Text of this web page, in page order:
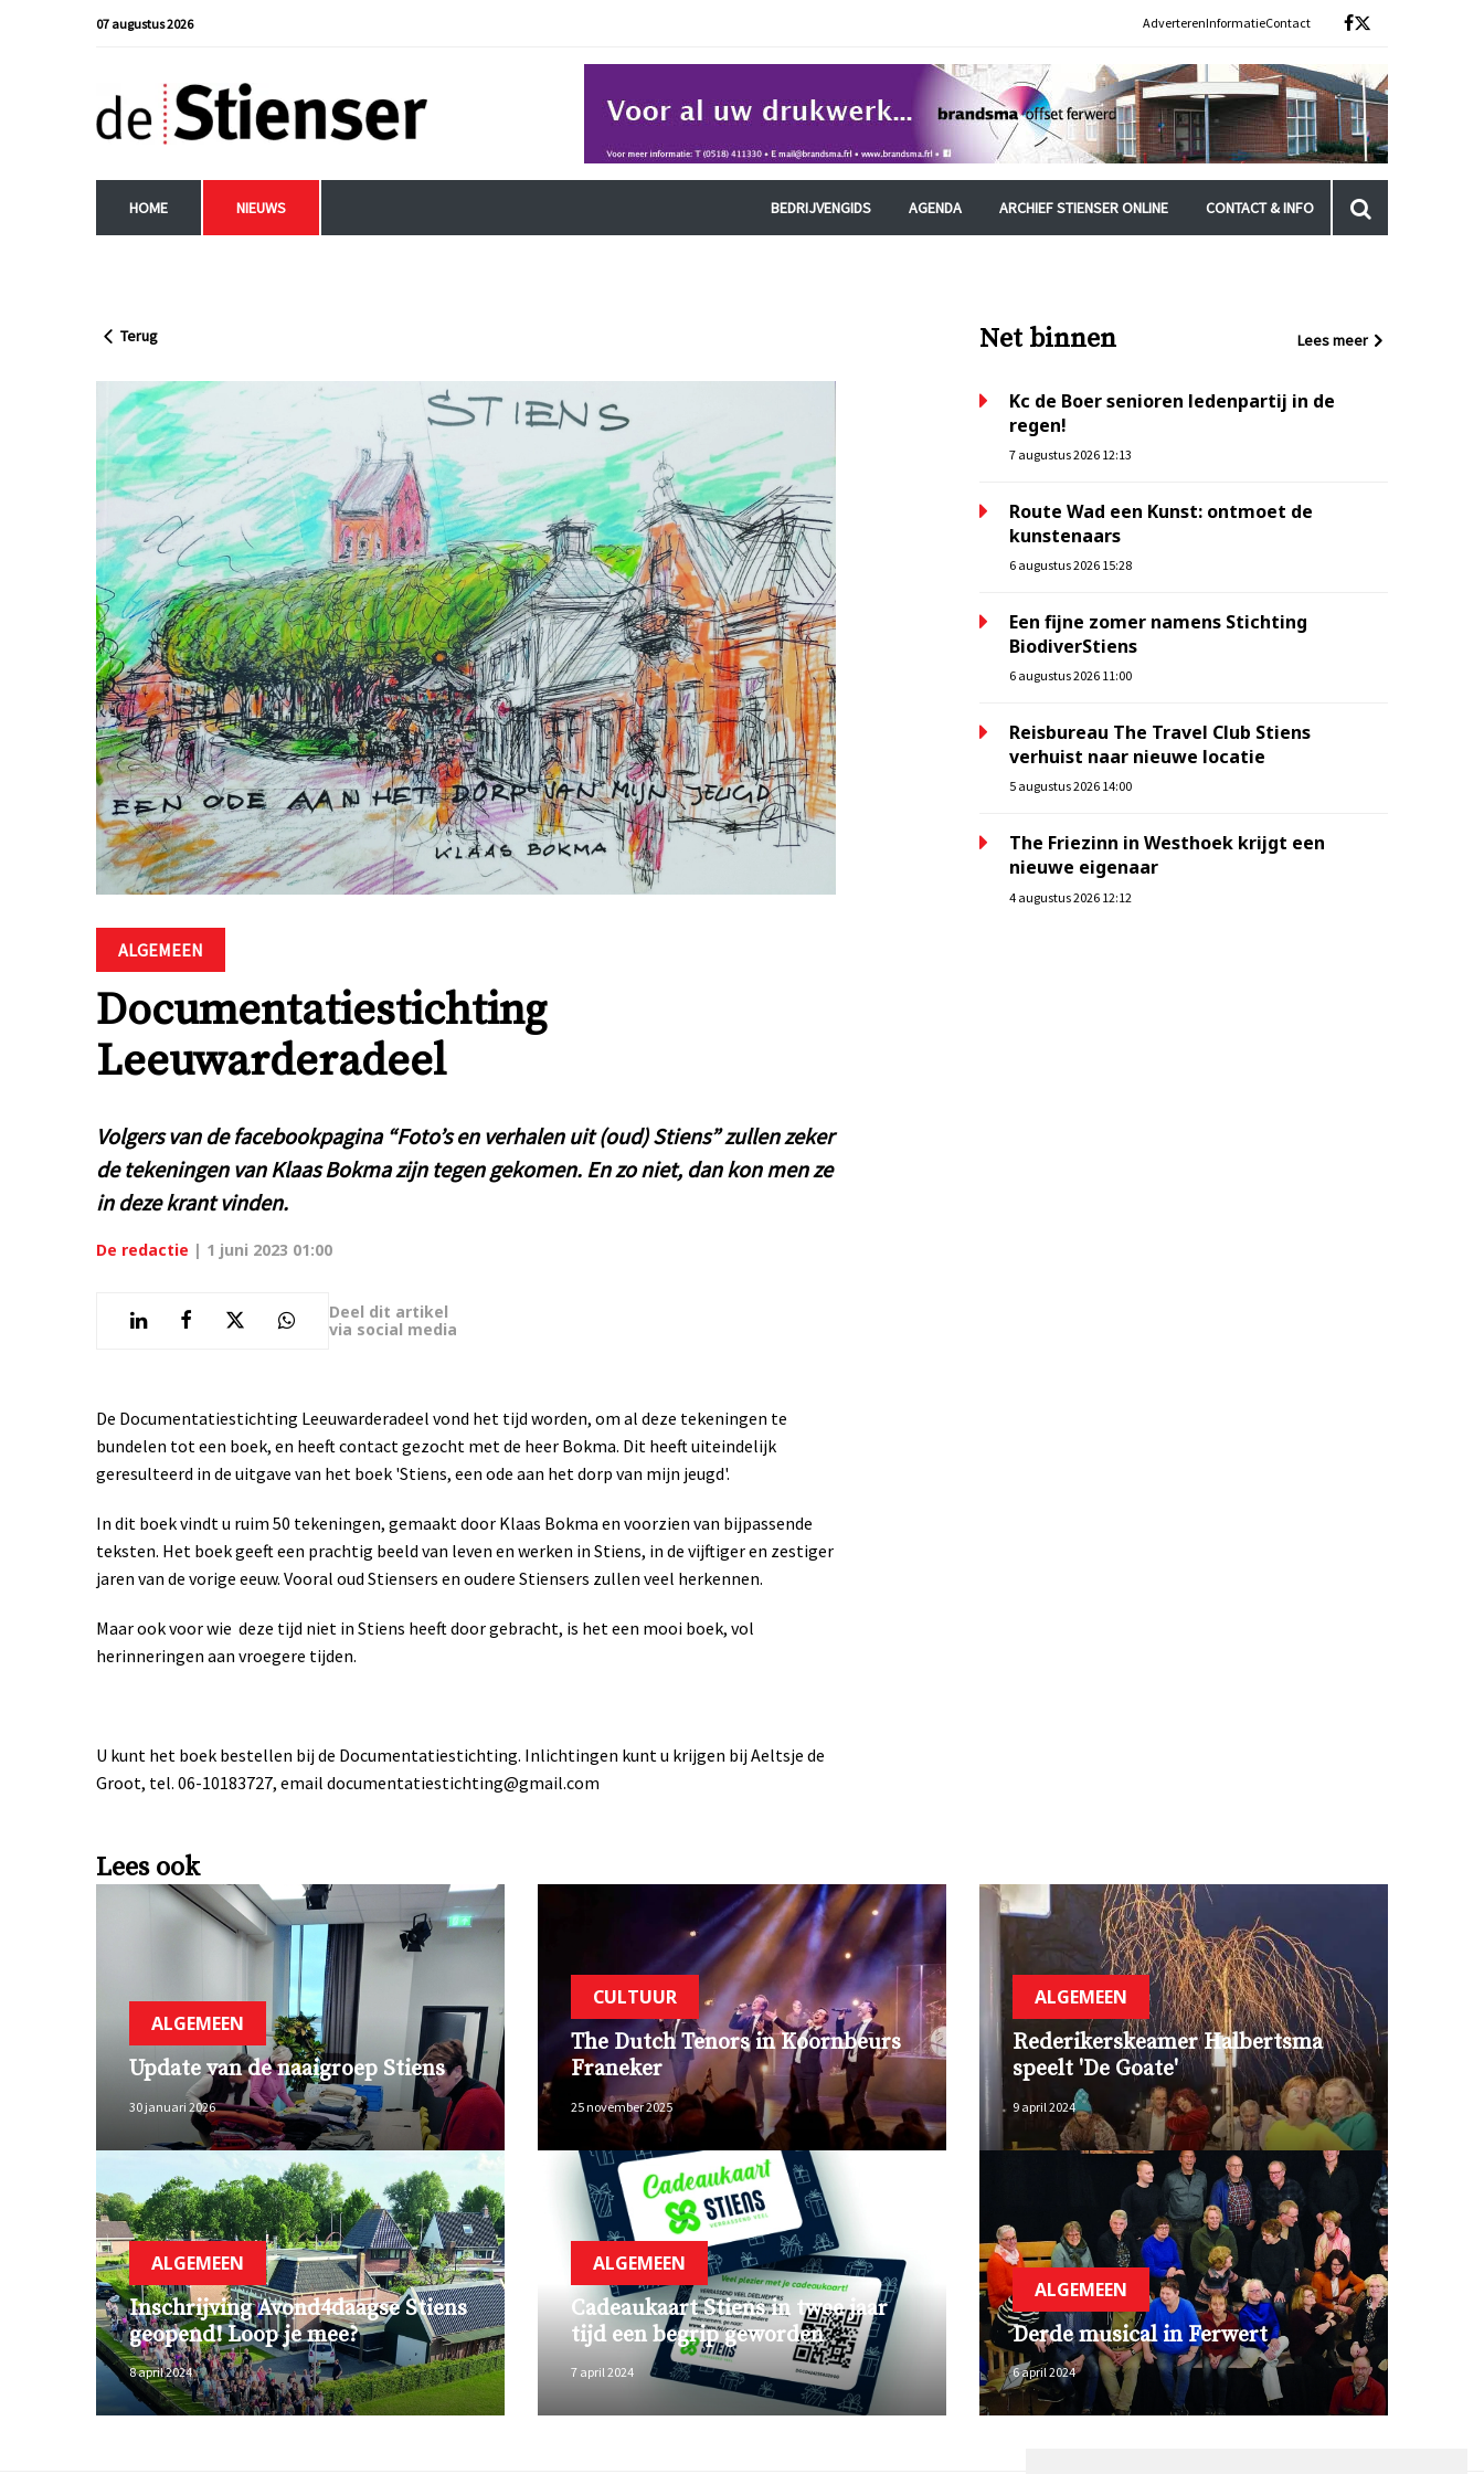
07 augustus 2026 AdverterenInformatieContact
HOME NIEUWS BEDRIJVENGIDS AGENDA ARCHIEF STIENSER ONLINE CONTACT & INFO
Terug
ALGEMEEN
Documentatiestichting
Leeuwarderadeel
Volgers van de facebookpagina “Foto’s en verhalen uit (oud) Stiens” zullen zeker
de tekeningen van Klaas Bokma zijn tegen gekomen. En zo niet, dan kon men ze
in deze krant vinden.
De redactie | 1 juni 2023 01:00
Deel dit artikel
via social media
De Documentatiestichting Leeuwarderadeel vond het tijd worden, om al deze tekeningen te
bundelen tot een boek, en heeft contact gezocht met de heer Bokma. Dit heeft uiteindelijk
geresulteerd in de uitgave van het boek 'Stiens, een ode aan het dorp van mijn jeugd'.
In dit boek vindt u ruim 50 tekeningen, gemaakt door Klaas Bokma en voorzien van bijpassende
teksten. Het boek geeft een prachtig beeld van leven en werken in Stiens, in de vijftiger en zestiger
jaren van de vorige eeuw. Vooral oud Stiensers en oudere Stiensers zullen veel herkennen.
Maar ook voor wie deze tijd niet in Stiens heeft door gebracht, is het een mooi boek, vol
herinneringen aan vroegere tijden.
U kunt het boek bestellen bij de Documentatiestichting. Inlichtingen kunt u krijgen bij Aeltsje de
Groot, tel. 06-10183727, email documentatiestichting@gmail.com
Net binnen Lees meer
Kc de Boer senioren ledenpartij in de
regen!
7 augustus 2026 12:13
Route Wad een Kunst: ontmoet de
kunstenaars
6 augustus 2026 15:28
Een fijne zomer namens Stichting
BiodiverStiens
6 augustus 2026 11:00
Reisbureau The Travel Club Stiens
verhuist naar nieuwe locatie
5 augustus 2026 14:00
The Friezinn in Westhoek krijgt een
nieuwe eigenaar
4 augustus 2026 12:12
Lees ook
ALGEMEEN
Update van de naaigroep Stiens
30 januari 2026
CULTUUR
The Dutch Tenors in Koornbeurs
Franeker
25 november 2025
ALGEMEEN
Rederikerskeamer Halbertsma
speelt 'De Goate'
9 april 2024
ALGEMEEN
Inschrijving Avond4daagse Stiens
geopend! Loop je mee?
8 april 2024
ALGEMEEN
Cadeaukaart Stiens in twee jaar
tijd een begrip geworden
7 april 2024
ALGEMEEN
Derde musical in Ferwert
6 april 2024